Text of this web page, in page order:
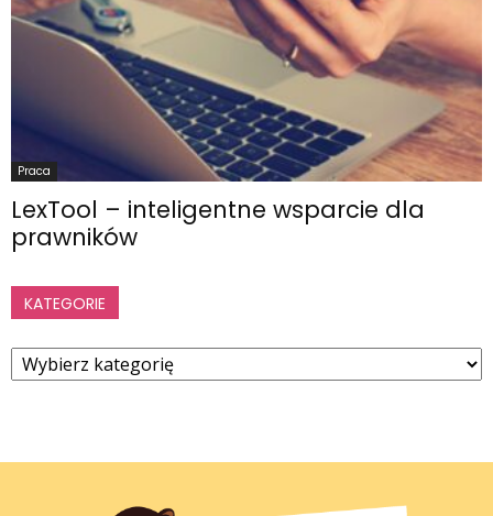
Praca
LexTool – inteligentne wsparcie dla
prawników
KATEGORIE
Kategorie